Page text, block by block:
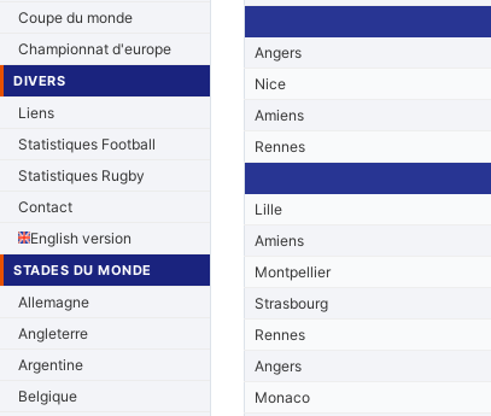
Coupe du monde
Championnat d'europe
DIVERS
Liens
Statistiques Football
Statistiques Rugby
Contact
English version
STADES DU MONDE
Allemagne
Angleterre
Argentine
Belgique
Angers
Nice
Amiens
Rennes
Lille
Amiens
Montpellier
Strasbourg
Rennes
Angers
Monaco